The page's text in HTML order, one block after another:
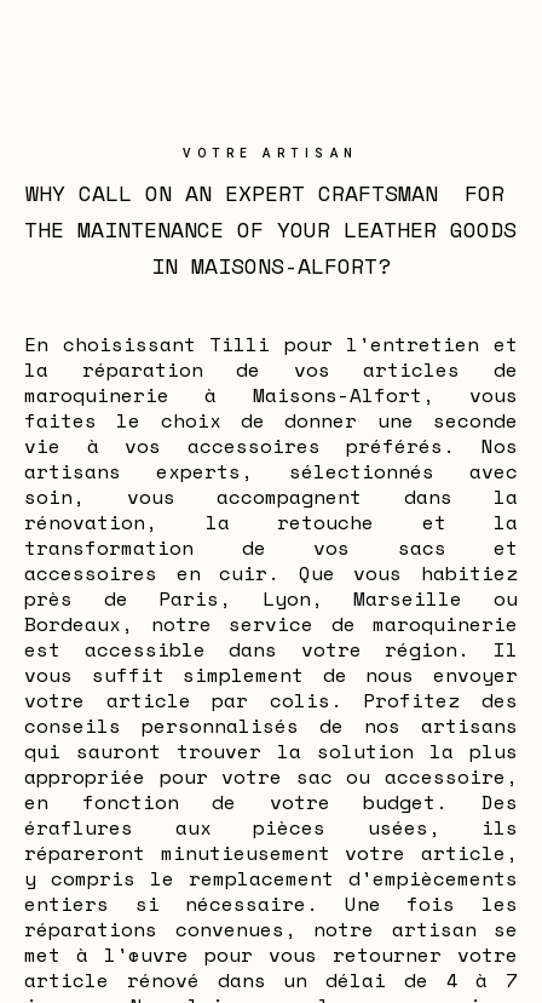
VOTRE ARTISAN
WHY CALL ON AN EXPERT CRAFTSMAN  FOR
THE MAINTENANCE OF YOUR LEATHER GOODS
IN MAISONS-ALFORT?
En choisissant Tilli pour l'entretien et
la réparation de vos articles de
maroquinerie à Maisons-Alfort, vous
faites le choix de donner une seconde
vie à vos accessoires préférés. Nos
artisans experts, sélectionnés avec
soin, vous accompagnent dans la
rénovation, la retouche et la
transformation de vos sacs et
accessoires en cuir. Que vous habitiez
près de Paris, Lyon, Marseille ou
Bordeaux, notre service de maroquinerie
est accessible dans votre région. Il
vous suffit simplement de nous envoyer
votre article par colis. Profitez des
conseils personnalisés de nos artisans
qui sauront trouver la solution la plus
appropriée pour votre sac ou accessoire,
en fonction de votre budget. Des
éraflures aux pièces usées, ils
répareront minutieusement votre article,
y compris le remplacement d'empiècements
entiers si nécessaire. Une fois les
réparations convenues, notre artisan se
met à l'œuvre pour vous retourner votre
article rénové dans un délai de 4 à 7